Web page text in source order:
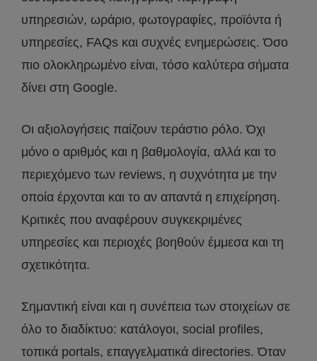
υπηρεσιών, ωράριο, φωτογραφίες, προϊόντα ή
υπηρεσίες, FAQs και συχνές ενημερώσεις. Όσο
πιο ολοκληρωμένο είναι, τόσο καλύτερα σήματα
δίνει στη Google.
Οι αξιολογήσεις παίζουν τεράστιο ρόλο. Όχι
μόνο ο αριθμός και η βαθμολογία, αλλά και το
περιεχόμενο των reviews, η συχνότητα με την
οποία έρχονται και το αν απαντά η επιχείρηση.
Κριτικές που αναφέρουν συγκεκριμένες
υπηρεσίες και περιοχές βοηθούν έμμεσα και τη
σχετικότητα.
Σημαντική είναι και η συνέπεια των στοιχείων σε
όλο το διαδίκτυο: κατάλογοι, social profiles,
τοπικά portals, επαγγελματικά directories. Όταν